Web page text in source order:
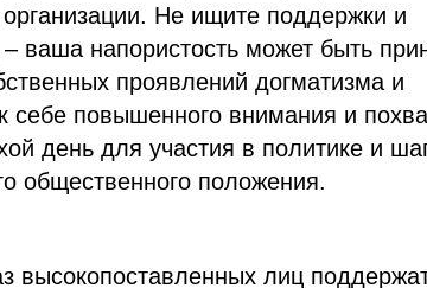
Не ищите поддержки и
ваша напористость может быть
проявлений догматизма и
себе повышенного внимания и
день для участия в политике и
общественного положения.
высокопоставленных лиц